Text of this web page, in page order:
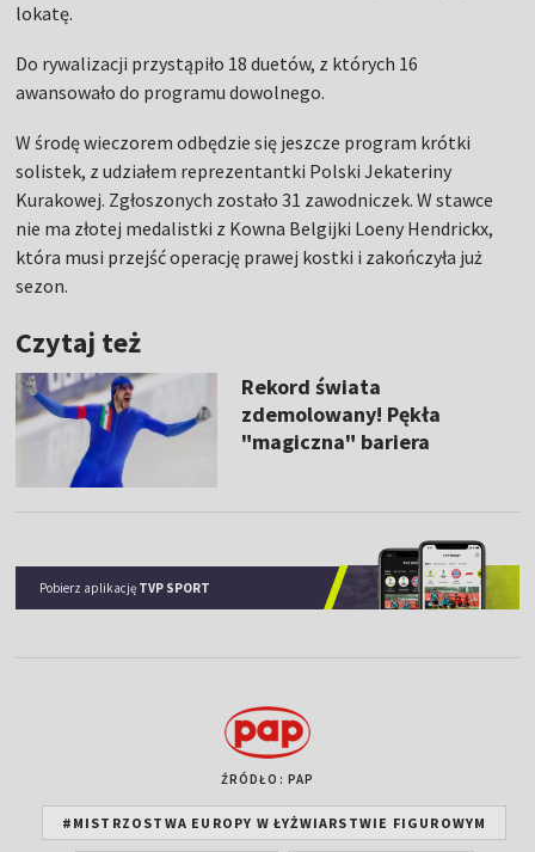
lokatę.
Do rywalizacji przystąpiło 18 duetów, z których 16
awansowało do programu dowolnego.
W środę wieczorem odbędzie się jeszcze program krótki
solistek, z udziałem reprezentantki Polski Jekateriny
Kurakowej. Zgłoszonych zostało 31 zawodniczek. W stawce
nie ma złotej medalistki z Kowna Belgijki Loeny Hendrickx,
która musi przejść operację prawej kostki i zakończyła już
sezon.
Czytaj też
Rekord świata
zdemolowany! Pękła
"magiczna" bariera
Pobierz aplikację TVP SPORT
ŹRÓDŁO: PAP
#MISTRZOSTWA EUROPY W ŁYŻWIARSTWIE FIGUROWYM